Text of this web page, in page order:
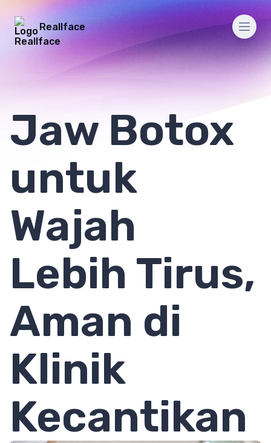
Reallface
Jaw Botox
untuk
Wajah
Lebih Tirus,
Aman di
Klinik
Kecantikan